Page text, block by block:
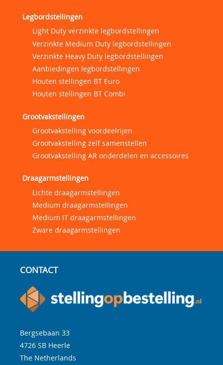
Legbordstellingen
Light Duty verzinkte legbordstellingen
Verzinkte Medium Duty legbordstellingen
Verzinkte Heavy Duty legbordstellingen
Aanbiedingen legbordstellingen
Houten stellingen BT Euro
Houten stellingen BT Combi
Grootvakstellingen
Grootvakstelling voordeelrijen
Grootvakstelling zelf samenstellen
Grootvakstelling AR onderdelen en accessoires
Draagarmstellingen
Lichte draagarmstellingen
Medium draagarmstellingen
Medium IT draagarmstellingen
Zware draagarmstellingen
CONTACT
Bergsebaan 33
4726 SB Heerle
The Netherlands